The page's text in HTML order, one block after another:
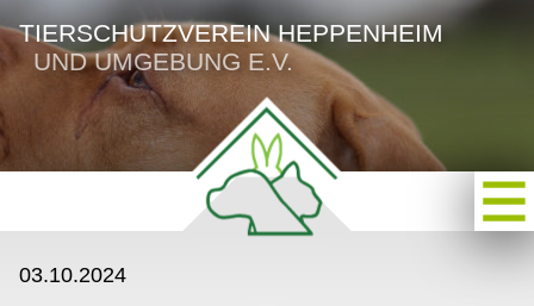
TIERSCHUTZVEREIN HEPPENHEIM
UND UMGEBUNG E.V.
03.10.2024